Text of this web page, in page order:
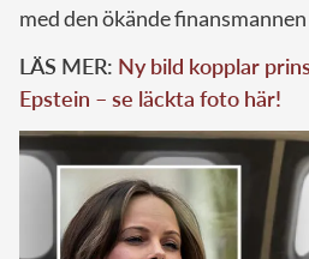
med den ökände finansmannen
LÄS MER: Ny bild kopplar
Epstein – se läckta foto här!